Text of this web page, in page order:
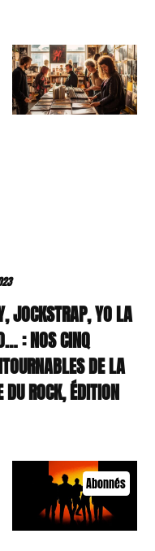
JOCKSTRAP, YO LA
: NOS CINQ
DE LA
DU ROCK, ÉDITION
Abonnés